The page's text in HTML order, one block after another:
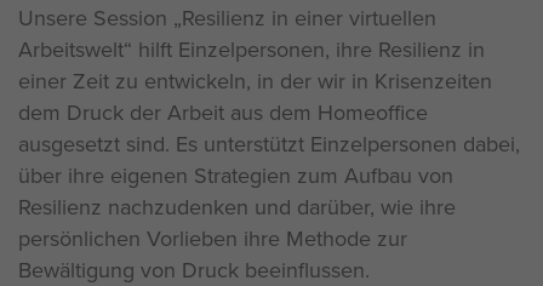
Unsere Session „Resilienz in einer virtuellen
Arbeitswelt“ hilft Einzelpersonen, ihre Resilienz in
einer Zeit zu entwickeln, in der wir in Krisenzeiten
dem Druck der Arbeit aus dem Homeoffice
ausgesetzt sind. Es unterstützt Einzelpersonen dabei,
über ihre eigenen Strategien zum Aufbau von
Resilienz nachzudenken und darüber, wie ihre
persönlichen Vorlieben ihre Methode zur
Bewältigung von Druck beeinflussen.